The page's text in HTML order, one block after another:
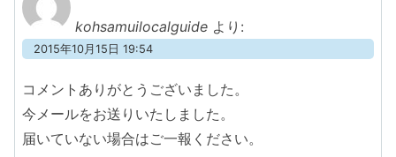
kohsamuilocalguide より:
2015年10月15日 19:54
コメントありがとうございました。
今メールをお送りいたしました。
届いていない場合はご一報ください。